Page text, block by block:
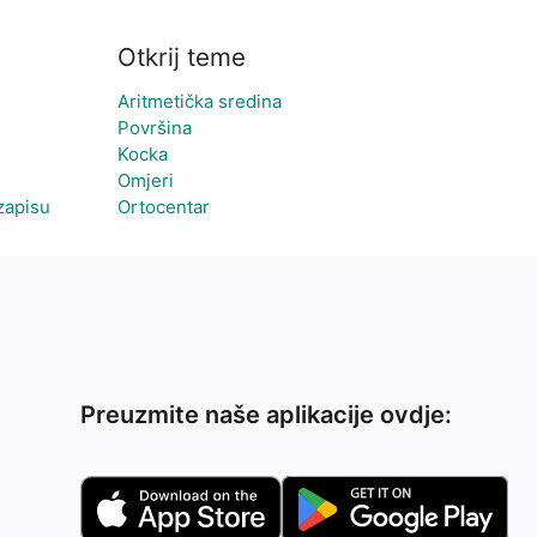
Otkrij teme
Aritmetička sredina
Površina
Kocka
Omjeri
Ortocentar
Preuzmite naše aplikacije ovdje: